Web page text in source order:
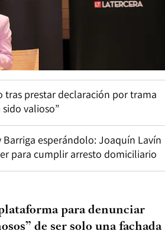
tras prestar declaración por trama
valioso”
Barriga esperándolo: Joaquín Lavín
para cumplir arresto domiciliario
para denunciar
de ser solo una fachada